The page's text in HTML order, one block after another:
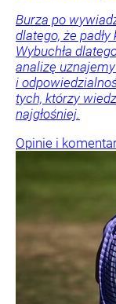
Burza po
dlatego, że
Wybuchła
analizę
i
tych, którzy
najgłośniej.
Opinie i